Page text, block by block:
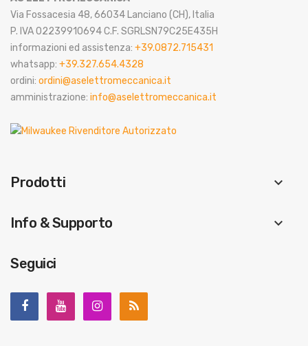
Via Fossacesia 48, 66034 Lanciano (CH), Italia
P. IVA 02239910694 C.F. SGRLSN79C25E435H
informazioni ed assistenza: +39.0872.715431
whatsapp: +39.327.654.4328
ordini: ordini@aselettromeccanica.it
amministrazione: info@aselettromeccanica.it
Prodotti keyboard_arrow_down
Info & Supporto keyboard_arrow_down
Seguici